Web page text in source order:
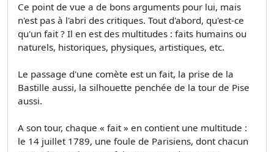
Ce point de vue a de bons arguments pour lui, mais
n'est pas à l'abri des critiques. Tout d'abord, qu'est-ce
qu'un fait ? Il en est des multitudes : faits humains ou
naturels, historiques, physiques, artistiques, etc.
Le passage d'une comète est un fait, la prise de la
Bastille aussi, la silhouette penchée de la tour de Pise
aussi.
A son tour, chaque « fait » en contient une multitude :
le 14 juillet 1789, une foule de Parisiens, dont chacun